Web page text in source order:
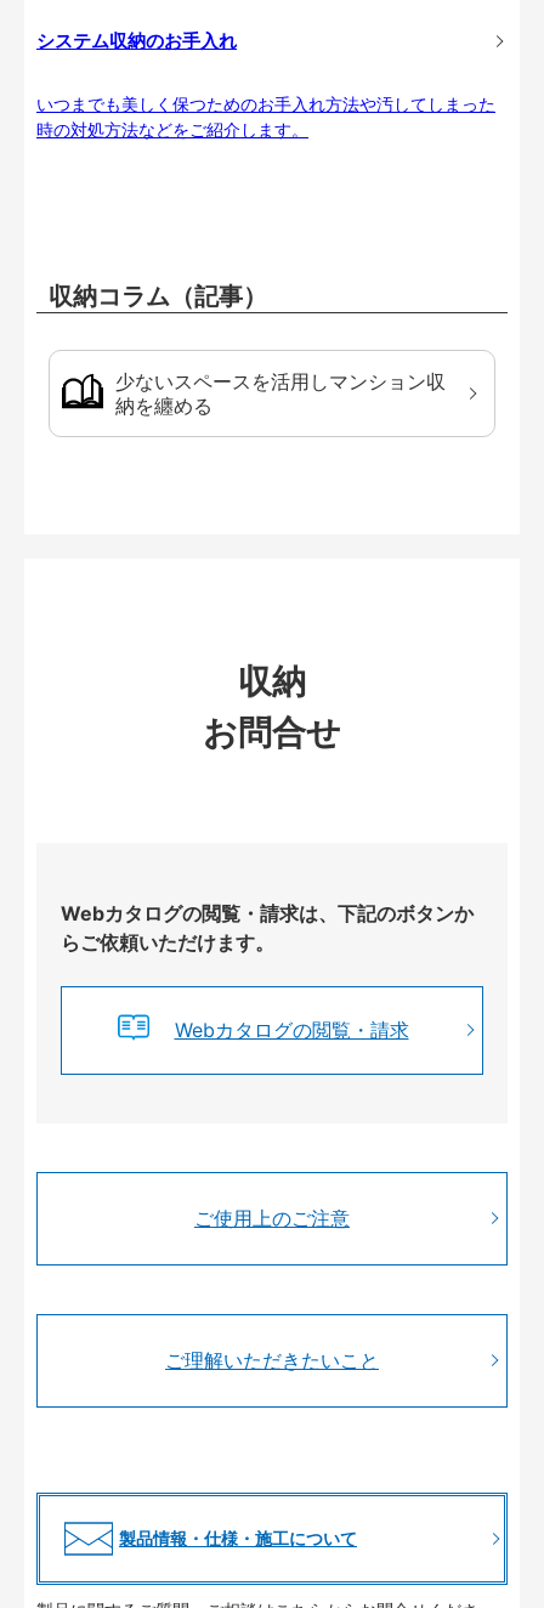
システム収納のお手入れ
いつまでも美しく保つためのお手入れ方法や汚してしまった
時の対処方法などをご紹介します。
収納コラム（記事）
少ないスペースを活用しマンション収
納を纏める
収納
お問合せ
Webカタログの閲覧・請求は、下記のボタンか
らご依頼いただけます。
Webカタログの閲覧・請求
ご使用上のご注意
ご理解いただきたいこと
製品情報・仕様・施工について